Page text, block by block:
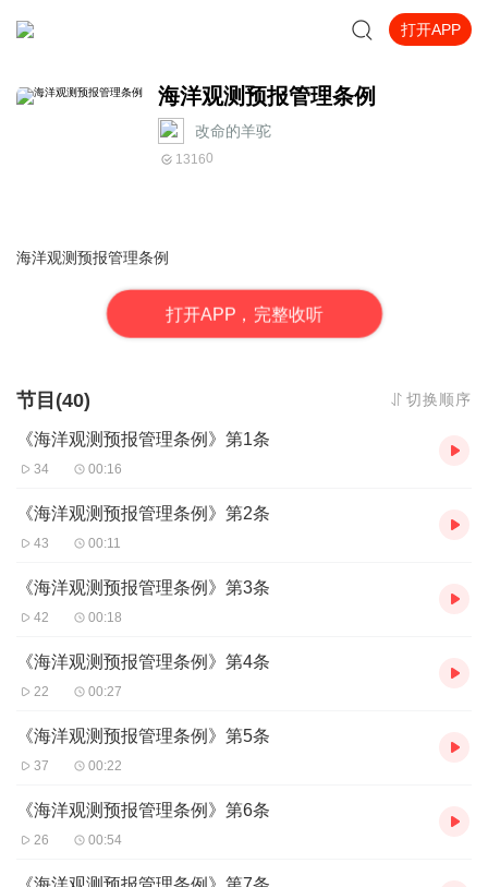
打开APP
海洋观测预报管理条例
改命的羊驼
13160
海洋观测预报管理条例
打开APP，完整收听
节目(40) 切换顺序
《海洋观测预报管理条例》第1条
34 00:16
《海洋观测预报管理条例》第2条
43 00:11
《海洋观测预报管理条例》第3条
42 00:18
《海洋观测预报管理条例》第4条
22 00:27
《海洋观测预报管理条例》第5条
37 00:22
《海洋观测预报管理条例》第6条
26 00:54